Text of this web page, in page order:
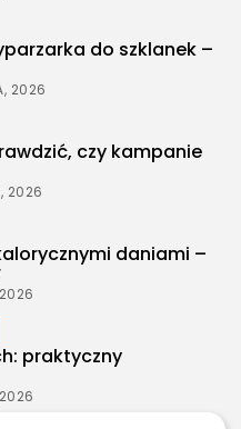
zastrzeżone.
chronione są
do szklanek –
2026
czy kampanie
2026
daniami –
praktyczny